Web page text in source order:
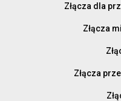
Złącza dla
Złącza
Złącza